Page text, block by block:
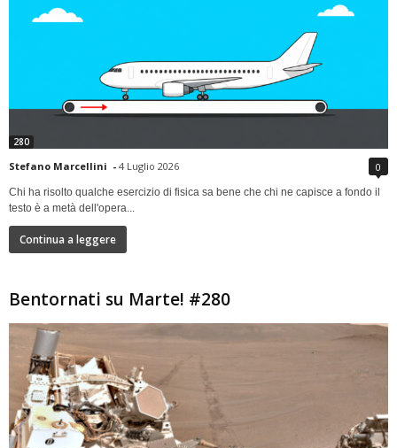
280
Stefano Marcellini - 4 Luglio 2026 0
Chi ha risolto qualche esercizio di fisica sa bene che chi ne capisce a fondo il
testo è a metà dell'opera...
Continua a leggere
Bentornati su Marte! #280